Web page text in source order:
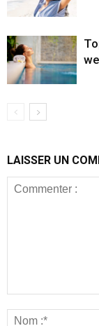
LAISSER UN